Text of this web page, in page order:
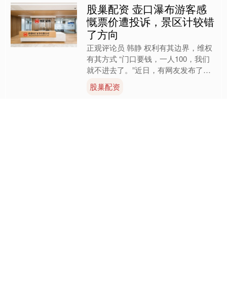
股巢配资 壶口瀑布游客感
慨票价遭投诉，景区计较错
了方向
正观评论员 韩静 权利有其边界，维权
有其方式 “门口要钱，一人100，我们
就不进去了。”近日，有网友发布了一
段在壶口瀑布景区外拍摄的视频，定位
显示山西黄河壶口瀑....
股巢配资